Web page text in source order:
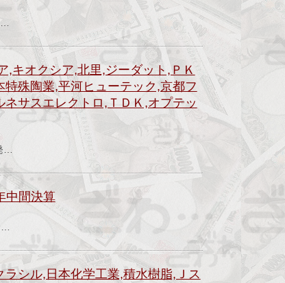
キオクシア,北里,ジーダット,ＰＫ
殊陶業,平河ヒューテック,京都フ
サスエレクトロ,ＴＤＫ,オプテッ
…
中間決算
シル,日本化学工業,積水樹脂,Ｊス